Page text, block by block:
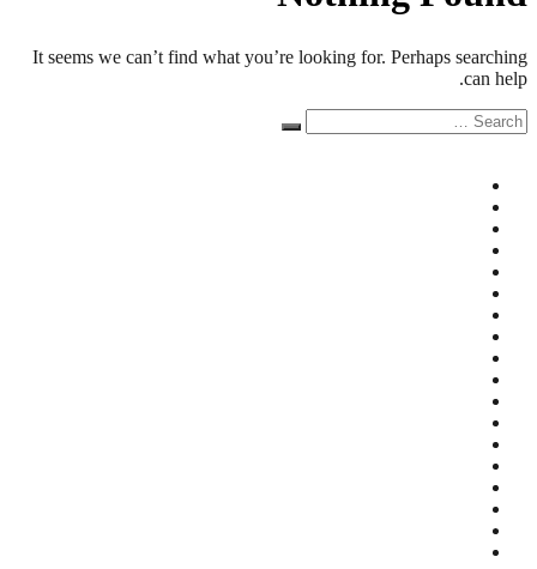
It seems we can’t find what you’re looking for. Perhaps searching
can help.
Search
for:
Search